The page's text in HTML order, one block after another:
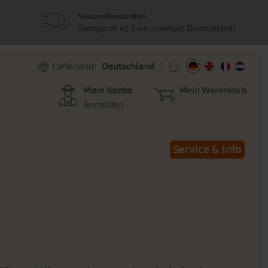
Lieferland: Deutschland
Mein Konto
Anmelden
Mein Warenkorb
Service & Info
Versandkostenfrei
Saatgut ab 45 Euro innerhalb Deutschlands